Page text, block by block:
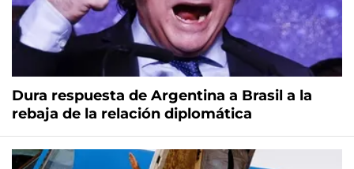
Dura respuesta de Argentina a Brasil a la
rebaja de la relación diplomática